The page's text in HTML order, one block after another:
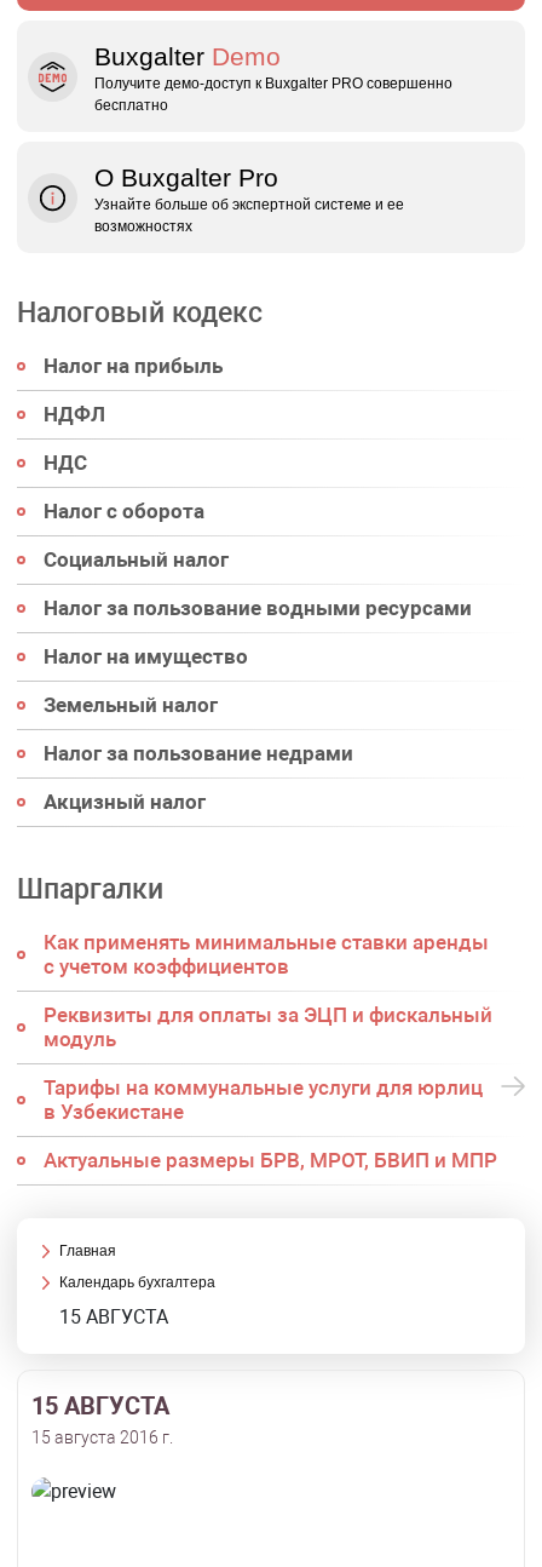
Buxgalter Demo
Получите демо‑доступ к Buxgalter PRO совершенно
бесплатно
О Buxgalter Pro
Узнайте больше об экспертной системе и ее
возможностях
Налоговый кодекс
Налог на прибыль
НДФЛ
НДС
Налог с оборота
Социальный налог
Налог за пользование водными ресурсами
Налог на имущество
Земельный налог
Налог за пользование недрами
Акцизный налог
Шпаргалки
Как применять минимальные ставки аренды
с учетом коэффициентов
Реквизиты для оплаты за ЭЦП и фискальный
модуль
Тарифы на коммунальные услуги для юрлиц
в Узбекистане
Актуальные размеры БРВ, МРОТ, БВИП и МПР
Главная
Календарь бухгалтера
15 АВГУСТА
15 АВГУСТА
15 августа 2016 г.